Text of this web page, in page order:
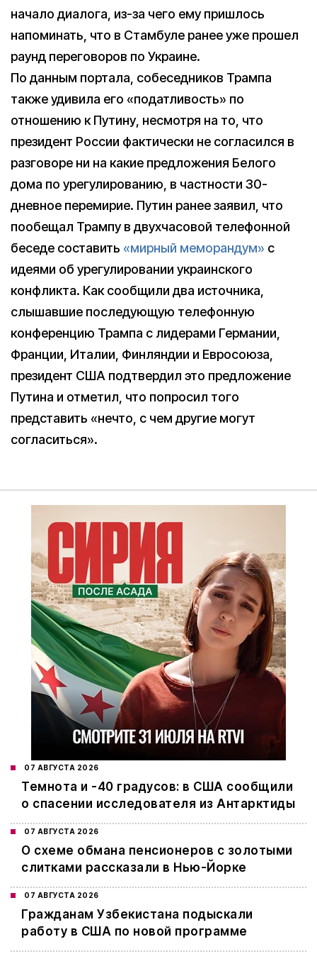
начало диалога, из-за чего ему пришлось
напоминать, что в Стамбуле ранее уже прошел
раунд переговоров по Украине.
По данным портала, собеседников Трампа
также удивила его «податливость» по
отношению к Путину, несмотря на то, что
президент России фактически не согласился в
разговоре ни на какие предложения Белого
дома по урегулированию, в частности 30-
дневное перемирие. Путин ранее заявил, что
пообещал Трампу в двухчасовой телефонной
беседе составить «мирный меморандум» с
идеями об урегулировании украинского
конфликта. Как сообщили два источника,
слышавшие последующую телефонную
конференцию Трампа с лидерами Германии,
Франции, Италии, Финляндии и Евросоюза,
президент США подтвердил это предложение
Путина и отметил, что попросил того
представить «нечто, с чем другие могут
согласиться».
07 АВГУСТА 2026
Темнота и -40 градусов: в США сообщили
о спасении исследователя из Антарктиды
07 АВГУСТА 2026
О схеме обмана пенсионеров с золотыми
слитками рассказали в Нью-Йорке
07 АВГУСТА 2026
Гражданам Узбекистана подыскали
работу в США по новой программе